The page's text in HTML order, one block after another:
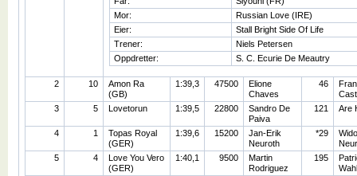
Mor:
Russian Love (IRE)
Eier:
Stall Bright Side Of Life
Trener:
Niels Petersen
Oppdretter:
S. C. Ecurie De Meautry
2 10
Amon Ra
(GB)
1:39,3 47500
Elione
Chaves
46
3
5 Lovetorun 1:39,5 22800
Sandro De
Paiva
121 Are
4 1
Topas Royal
(GER)
1:39,6 15200
Jan-Erik
Neuroth
*29
Wido
5
4
Love You Vero
(GER)
1:40,1 9500
Martin
Rodriguez
195
Wahl